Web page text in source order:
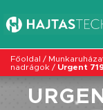
Főoldal /
nadrágok / Urgent